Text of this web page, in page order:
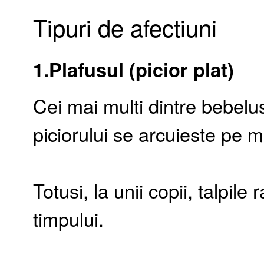
Tipuri de afectiuni
1.Plafusul (picior plat)
Cei mai multi dintre
piciorului se arcuieste pe
Totusi, la unii copii, talpile
timpului.